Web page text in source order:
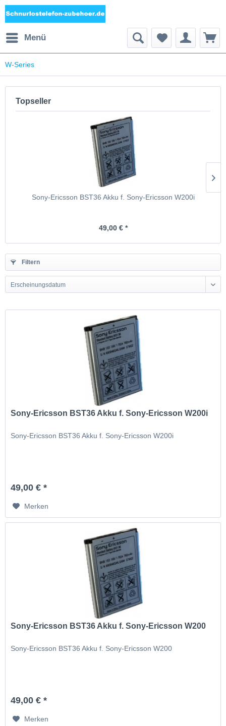
Menü
W-Series
Topseller
Sony-Ericsson BST36 Akku f. Sony-Ericsson W200i
49,00 € *
Filtern
Erscheinungsdatum
Sony-Ericsson BST36 Akku f. Sony-Ericsson W200i
Sony-Ericsson BST36 Akku f. Sony-Ericsson W200i
49,00 € *
Merken
Sony-Ericsson BST36 Akku f. Sony-Ericsson W200
Sony-Ericsson BST36 Akku f. Sony-Ericsson W200
49,00 € *
Merken